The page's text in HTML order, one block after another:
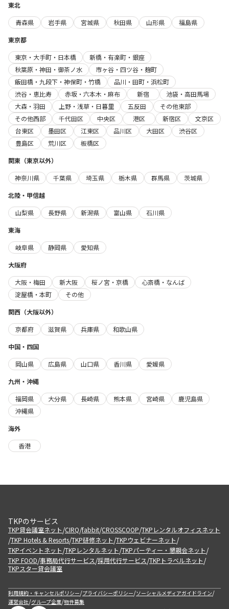
東北
青森県
岩手県 宮城県 秋田県 山形県
福島県
東京都
東京・大手町・日本橋
新橋・有楽町・銀座
秋葉原・神田・御茶ノ水
市ヶ谷・四ツ谷・麹町
飯田橋・九段下・神保町・竹橋
品川・田町・浜松町
渋谷・恵比寿
赤坂・六本木・麻布 新宿
池袋・高田馬場
大森・羽田
上野・浅草・日暮里 五反田
その他東部
その他西部
千代田区 中央区 港区 新宿区
文京区
台東区
墨田区 江東区 品川区 大田区
渋谷区
豊島区
荒川区
板橋区
関東（東京以外）
神奈川県
千葉県 埼玉県 栃木県 群馬県
茨城県
北陸・甲信越
山梨県
長野県 新潟県 富山県
石川県
東海
岐阜県
静岡県
愛知県
大阪府
大阪・梅田
新大阪 桜ノ宮・京橋
心斎橋・なんば
淀屋橋・本町
その他
関西（大阪以外）
京都府
滋賀県 兵庫県
和歌山県
中国・四国
岡山県
広島県 山口県 香川県
愛媛県
九州・沖縄
福岡県
大分県 長崎県 熊本県 宮崎県
鹿児島県
沖縄県
海外
香港
TKPのサービス
TKP貸会議室ネット/CIRQ/fabbit/CROSSCOOP/TKPレンタルオフィスネット
/TKP Hotels & Resorts/TKP研修ネット/TKPウェビナーネット/
TKPイベントネット/TKPレンタルネット/TKPパーティー・懇親会ネット/
TKP FOOD/事務局代行サービス/採用代行サービス/TKPトラベルネット/
TKPスター貸会議室
利用規約・キャンセルポリシー/プライバシーポリシー/ソーシャルメディアガイドライン/
運営会社/グループ企業/物件募集